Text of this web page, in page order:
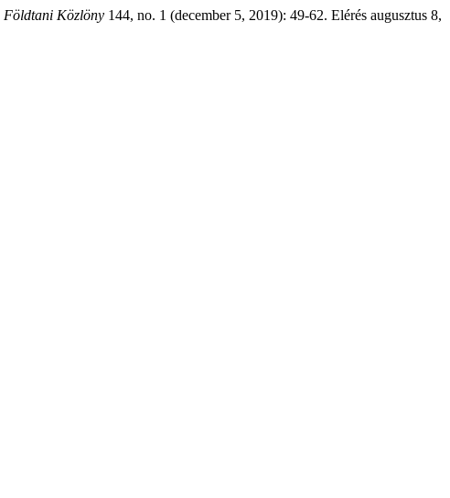
Földtani Közlöny 144, no. 1 (december 5, 2019): 49-62. Elérés augusztus 8,